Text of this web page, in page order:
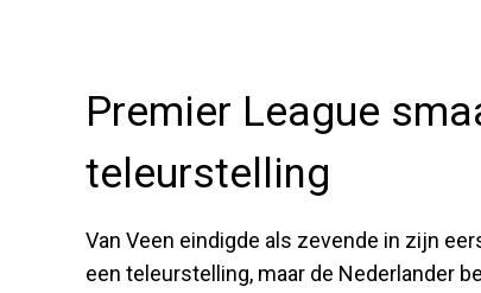
Premier League
teleurstelling
Van Veen eindigde als zevende in zijn
een teleurstelling, maar de Nederlander